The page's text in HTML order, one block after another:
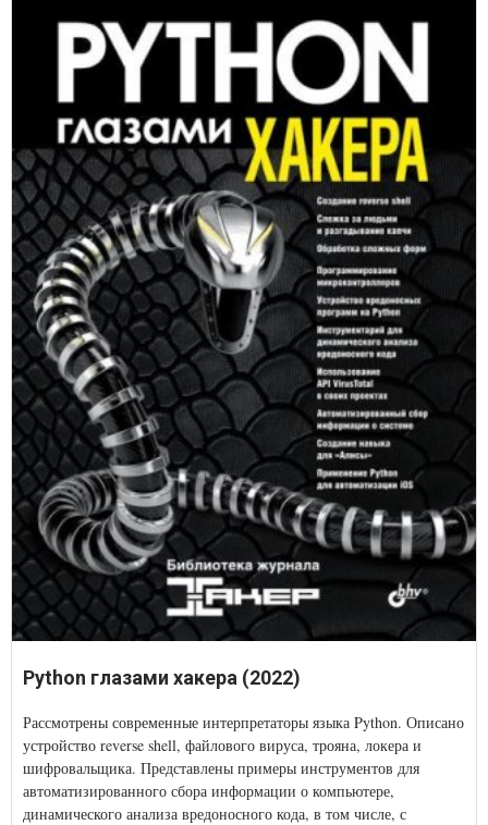
Python глазами хакера (2022)
Рассмотрены современные интерпретаторы языка Python. Описано
устройство reverse shell, файлового вируса, трояна, локера и
шифровальщика. Представлены примеры инструментов для
автоматизированного сбора информации о компьютере,
динамического анализа вредоносного кода, в том числе, с